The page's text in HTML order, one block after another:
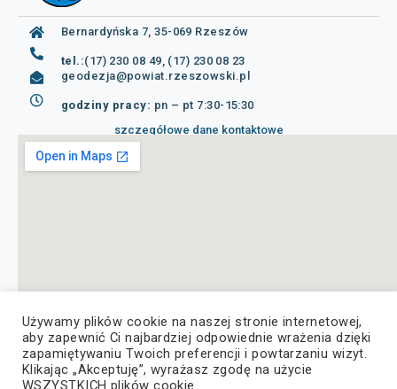
Bernardyńska 7, 35-069 Rzeszów
tel.:(17) 230 08 49, (17) 230 08 23
geodezja@powiat.rzeszowski.pl
godziny pracy: pn – pt 7:30-15:30
szczegółowe dane kontaktowe
Używamy plików cookie na naszej stronie internetowej,
aby zapewnić Ci najbardziej odpowiednie wrażenia dzięki
zapamiętywaniu Twoich preferencji i powtarzaniu wizyt.
Klikając „Akceptuję”, wyrażasz zgodę na użycie
WSZYSTKICH plików cookie.